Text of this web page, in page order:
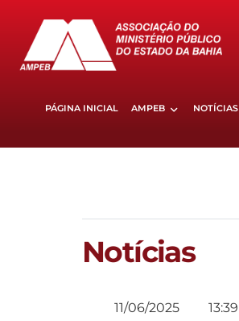
PÁGINA INICIAL AMPEB NOTÍCIAS
Notícias
11/06/2025 13:39